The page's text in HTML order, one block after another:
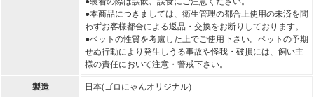
●本商品につきましては、衛生管理の都合上使用の未済を問
わずお客様都合による返品・交換をお断りしております。
●ペットの性質を考慮した上でご使用下さい。ペットの予期
せぬ行動により発生しうる事故や怪我・破損には、飼い主
様の責任において注意・警戒下さい。
製造 日本(ゴロにゃんオリジナル)